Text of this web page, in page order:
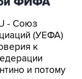
- Союз
(УЕФА)
к
и потому